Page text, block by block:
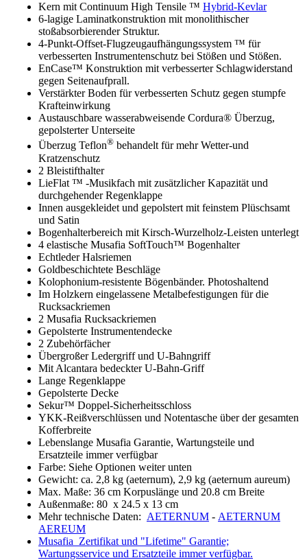
Kern mit Continuum High Tensile ™ Hybrid-Kevlar
6-lagige Laminatkonstruktion mit monolithischer
stoßabsorbierender Struktur.
4-Punkt-Offset-Flugzeugaufhängungssystem ™ für
verbesserten Instrumentenschutz bei Stößen und Stößen.
EnCase™ Konstruktion mit verbesserter Schlagwiderstand
gegen Seitenaufprall.
Verstärkter Boden für verbesserten Schutz gegen stumpfe
Krafteinwirkung
Austauschbare wasserabweisende Cordura® Überzug,
gepolsterter Unterseite
Überzug Teflon® behandelt für mehr Wetter-und
Kratzenschutz
2 Bleistifthalter
LieFlat ™ -Musikfach mit zusätzlicher Kapazität und
durchgehender Regenklappe
Innen ausgekleidet und gepolstert mit feinstem Plüschsamt
und Satin
Bogenhalterbereich mit Kirsch-Wurzelholz-Leisten unterlegt
4 elastische Musafia SoftTouch™ Bogenhalter
Echtleder Halsriemen
Goldbeschichtete Beschläge
Kolophonium-resistente Bögenbänder. Photoshaltend
Im Holzkern eingelassene Metalbefestigungen für die
Rucksackriemen
2 Musafia Rucksackriemen
Gepolsterte Instrumentendecke
2 Zubehörfächer
Übergroßer Ledergriff und U-Bahngriff
Mit Alcantara bedeckter U-Bahn-Griff
Lange Regenklappe
Gepolsterte Decke
Sekur™ Doppel-Sicherheitsschloss
YKK-Reißverschlüssen und Notentasche über der gesamten
Kofferbreite
Lebenslange Musafia Garantie, Wartungsteile und
Ersatzteile immer verfügbar
Farbe: Siehe Optionen weiter unten
Gewicht: ca. 2,8 kg (aeternum), 2,9 kg (aeternum aureum)
Max. Maße: 36 cm Korpuslänge und 20.8 cm Breite
Außenmaße: 80 x 24.5 x 13 cm
Mehr technische Daten: AETERNUM - AETERNUM
AEREUM
Musafia Zertifikat und "Lifetime" Garantie;
Wartungsservice und Ersatzteile immer verfügbar.